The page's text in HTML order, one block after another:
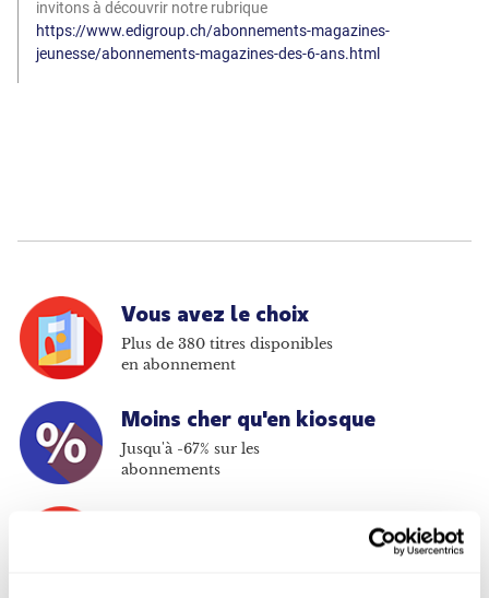
invitons à découvrir notre rubrique
https://www.edigroup.ch/abonnements-magazines-
jeunesse/abonnements-magazines-des-6-ans.html
Vous avez le choix
Plus de 380 titres disponibles
en abonnement
Moins cher qu'en kiosque
Jusqu'à -67% sur les
abonnements